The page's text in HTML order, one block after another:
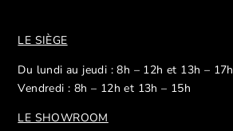
LE SIÈGE
Du lundi au jeudi : 8h – 12h et 13h – 17h
Vendredi : 8h – 12h et 13h – 15h
LE SHOWROOM